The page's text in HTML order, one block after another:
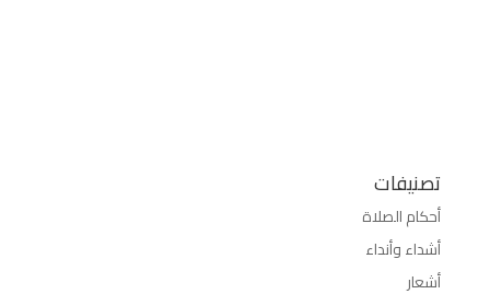
تصنيفات
أحكام الصلاة
أشداء وأنداء
أشعار